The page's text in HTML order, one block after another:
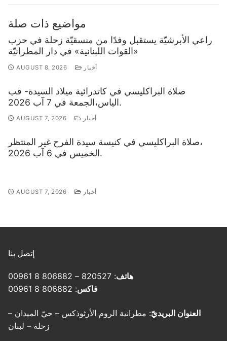
مواضيع ذات صلة
راعي الأبرشيّة يستقبل وفدًا من منسقيّة زحلة في حزب
«القوات اللبنانية» في دار المطرانيّة
AUGUST 8, 2026 أخبار
صلاة البراكليسي في كاتدرائية ميلاد السيدة- قب
الياس،الجمعة في 7 آب 2026.
AUGUST 7, 2026 أخبار
صلاة البراكليسي في كنيسة سيدة الفرح غير المنتظر،
الخميس في 6 آب 2026.
AUGUST 7, 2026 أخبار
إتصل بنا
هاتف: 820527 – 806882 8 00961
فاكس: 806882 8 00961
العنوان البريديّ: مطرانية الروم الأرثوذكس – حيّ الميدان –
زحلة – لبنان